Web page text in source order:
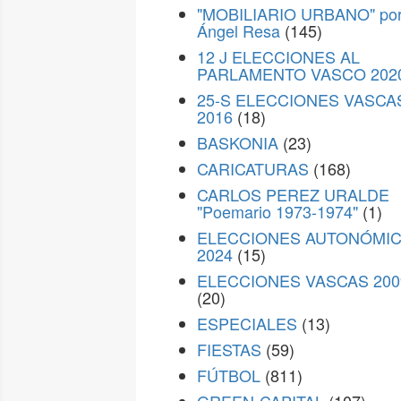
"MOBILIARIO URBANO"
Ángel Resa (145)
12 J ELECCIONES AL
PARLAMENTO VASCO
25-S ELECCIONES
2016 (18)
BASKONIA (23)
CARICATURAS (168)
CARLOS PEREZ URALDE
"Poemario 1973-1974" (1)
ELECCIONES
2024 (15)
ELECCIONES VASCAS
(20)
ESPECIALES (13)
FIESTAS (59)
FÚTBOL (811)